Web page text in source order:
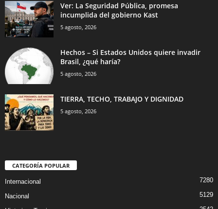
Ver: La Seguridad Pública, promesa
incumplida del gobierno Kast
5 agosto, 2026
Hechos – Si Estados Unidos quiere invadir
Brasil, ¿qué haría?
5 agosto, 2026
TIERRA, TECHO, TRABAJO Y DIGNIDAD
5 agosto, 2026
CATEGORÍA POPULAR
Internacional 7280
Nacional 5129